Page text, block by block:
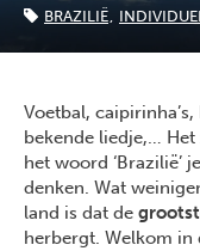
BRAZILIË
Voetbal,
bekende liedje,…
het woord ‘Brazilië’
denken. Wat
land is dat de
herbergt. Welkom in